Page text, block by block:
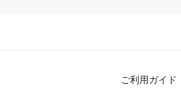
ご利用ガイド